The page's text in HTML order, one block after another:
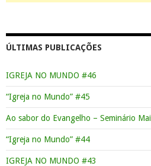
ÚLTIMAS PUBLICAÇÕES
IGREJA NO MUNDO #46
“Igreja no Mundo” #45
Ao sabor do Evangelho – Seminário
“Igreja no Mundo” #44
IGREJA NO MUNDO #43